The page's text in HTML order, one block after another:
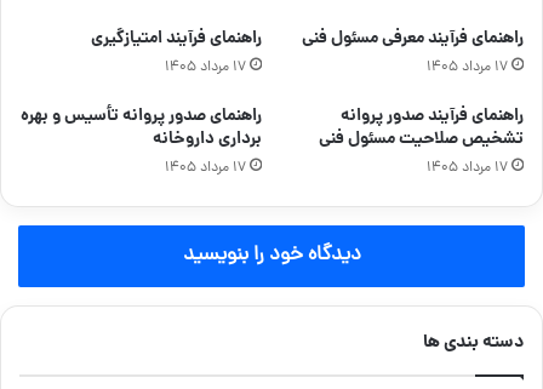
راهنمای فرآیند معرفی مسئول فنی
۱۷ مرداد ۱۴۰۵
راهنمای فرآیند امتیازگیری
۱۷ مرداد ۱۴۰۵
راهنمای فرآیند صدور پروانه
تشخیص صلاحیت مسئول فنی
۱۷ مرداد ۱۴۰۵
راهنمای صدور پروانه تأسیس و بهره
برداری داروخانه
۱۷ مرداد ۱۴۰۵
دیدگاه خود را بنویسید
دسته بندی ها